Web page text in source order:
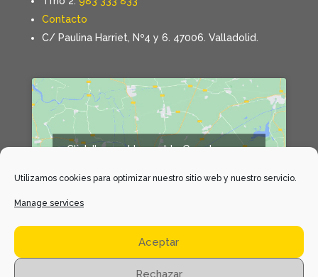
Utilizamos cookies para optimizar nuestro sitio web y nuestro servicio.
Manage services
Aceptar
Rechazar
Contacto
C/ Paulina Harriet, Nº4 y 6. 47006. Valladolid.
Click 'I agree' to enable Google maps